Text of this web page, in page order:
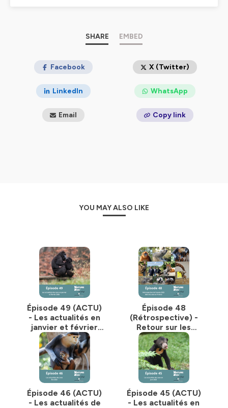
zoos en France ainsi que sur nos différents réseaux
sociaux, Facebook, Instagram et Twitter via
confidentialite
pour plus d'informations.
SHARE EMBED
Facebook X (Twitter)
LinkedIn WhatsApp
Email Copy link
YOU MAY ALSO LIKE
Épisode 49 (ACTU)
- Les actualités en
janvier et février
2026
Épisode 48
(Rétrospective) -
Retour sur les
actualités et nos
visites en 2025
Épisode 46 (ACTU)
- Les actualités de
Épisode 45 (ACTU)
- Les actualités en